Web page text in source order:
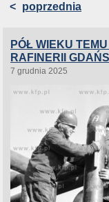
< poprzednia
PÓŁ WIEKU
RAFINERII
7 grudnia 2025